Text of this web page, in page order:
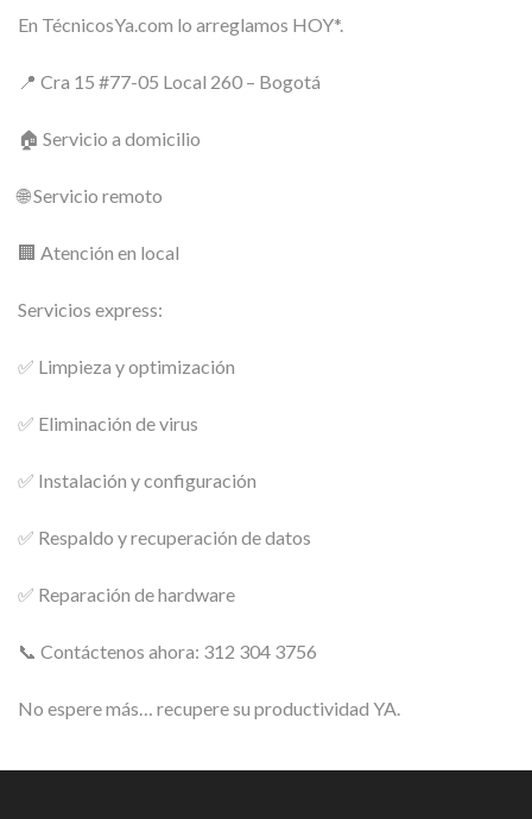
En TécnicosYa.com lo arreglamos HOY*.
📍 Cra 15 #77-05 Local 260 – Bogotá
🏠 Servicio a domicilio
🌐 Servicio remoto
🏢 Atención en local
Servicios express:
✅ Limpieza y optimización
✅ Eliminación de virus
✅ Instalación y configuración
✅ Respaldo y recuperación de datos
✅ Reparación de hardware
📞 Contáctenos ahora: 312 304 3756
No espere más… recupere su productividad YA.